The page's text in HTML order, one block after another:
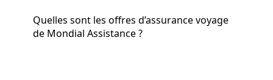
Quelles sont les offres d’assurance voyage
de Mondial Assistance ?